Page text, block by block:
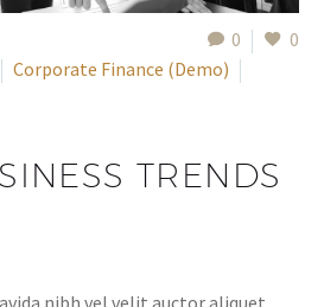
0 0
Corporate Finance (Demo)
TRENDS